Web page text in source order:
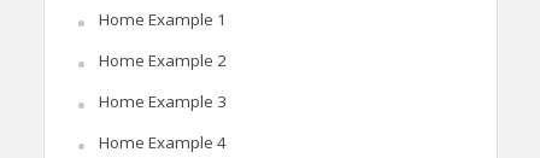
Home Example 1
Home Example 2
Home Example 3
Home Example 4